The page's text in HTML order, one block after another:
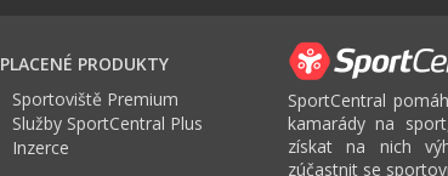
PLACENÉ PRODUKTY
Sportoviště Premium
Služby SportCentral Plus
Inzerce
SportCentral
kamarády na
získat na nich
zúčastnit se